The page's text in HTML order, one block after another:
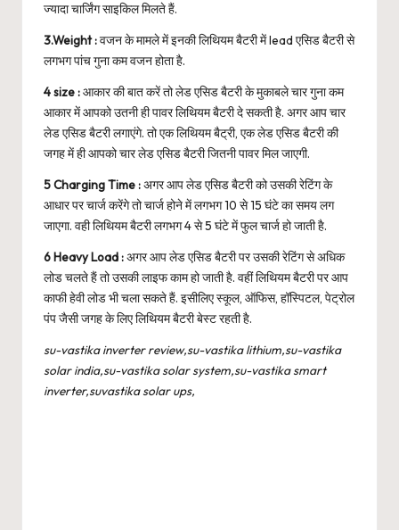
ज्यादा चार्जिंग साइकिल मिलते हैं.
3.Weight :वजन के मामले में इनकी लिथियम बैटरी में lead एसिड बैटरी से
लगभग पांच गुना कम वजन होता है.
4 size :आकार की बात करें तो लेड एसिड बैटरी के मुकाबले चार गुना कम
आकार में आपको उतनी ही पावर लिथियम बैटरी दे सकती है. अगर आप चार
लेड एसिड बैटरी लगाएंगे. तो एक लिथियम बैट्री, एक लेड एसिड बैटरी की
जगह में ही आपको चार लेड एसिड बैटरी जितनी पावर मिल जाएगी.
5 Charging Time :अगर आप लेड एसिड बैटरी को उसकी रेटिंग के
आधार पर चार्ज करेंगे तो चार्ज होने में लगभग 10 से 15 घंटे का समय लग
जाएगा. वही लिथियम बैटरी लगभग 4 से 5 घंटे में फुल चार्ज हो जाती है.
6 Heavy Load :अगर आप लेड एसिड बैटरी पर उसकी रेटिंग से अधिक
लोड चलते हैं तो उसकी लाइफ काम हो जाती है. वहीं लिथियम बैटरी पर आप
काफी हेवी लोड भी चला सकते हैं. इसीलिए स्कूल, ऑफिस, हॉस्पिटल, पेट्रोल
पंप जैसी जगह के लिए लिथियम बैटरी बेस्ट रहती है.
su-vastika inverter review,su-vastika lithium,su-vastika
solar india,su-vastika solar system,su-vastika smart
inverter,suvastika solar ups,